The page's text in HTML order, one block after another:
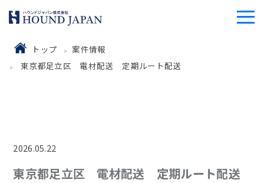
トップ
案件情報
東京都足立区 電材配送 定期ルート配送
2026.05.22
東京都足立区 電材配送 定期ルート配送